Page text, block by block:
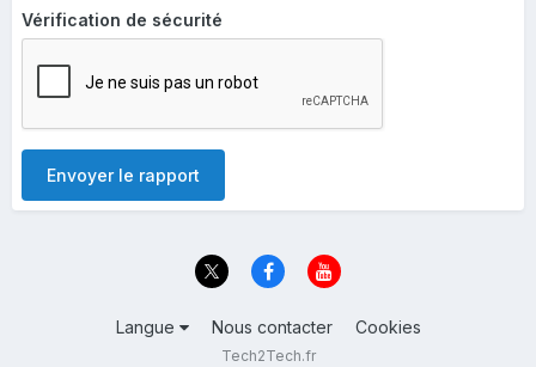
Vérification de sécurité
Envoyer le rapport
Langue Nous contacter Cookies
Tech2Tech.fr